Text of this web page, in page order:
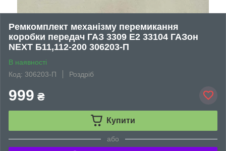
Ремкомплект механізму перемикання
коробки передач ГАЗ 3309 Е2 33104 ГАЗон
NEXT Б11,112-200 306203-П
В наявності
Код: 306203-П
Роздріб
999 ₴
Купити
або